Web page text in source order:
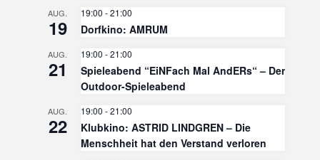
AUG.
19
19:00 -21:00
Dorfkino: AMRUM
AUG.
21
19:00 -21:00
Spieleabend “EiNFach Mal AndERs“ – Der
Outdoor-Spieleabend
AUG.
22
19:00 -21:00
Klubkino: ASTRID LINDGREN – Die
Menschheit hat den Verstand verloren